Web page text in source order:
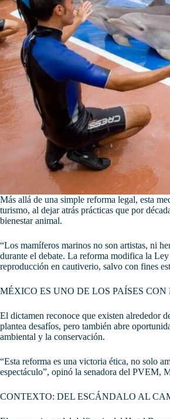
Más allá de una simple reforma legal, esta
turismo, al dejar atrás prácticas que por
bienestar animal.
“Los mamíferos marinos no son artistas, ni
durante el debate. La reforma modifica la
reproducción en cautiverio, salvo con fines
MÉXICO ES UNO DE LOS PAÍSES
El dictamen reconoce que existen alrededor
plantea desafíos, pero también abre
ambiental y la conservación.
“Esta reforma es una victoria ética, no solo
espectáculo”, opinó la senadora del PVEM,
CONTEXTO: DEL ESCÁNDALO AL